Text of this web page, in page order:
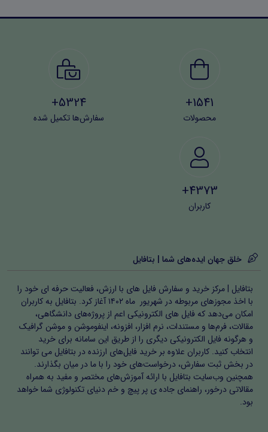
1541+
محصولات
5324+
سفارش‌ها تکمیل شده
4373+
کاربران
خلق جهان ایده‌های شما | بتافایل
بتافایل | مرکز خرید و سفارش فایل های با ارزش، فعالیت حرفه ای خود را
با اخذ مجوزهای مربوطه در شهریور ماه ۱۴۰۲ آغاز کرد. بتافایل به کاربران
امکان می‌دهد که فایل های الکترونیکی اعم از پروژه‌های دانشگاهی،
مقالات، فرم‌ها و مستندات، نرم افزار، افزونه، اینفوموشن و موشن گرافیک
و هرگونه فایل الکترونیکی دیگری را از طریق این سامانه برای خرید
انتخاب کنید. کاربران علاوه بر خرید فایل‌های ارزنده در بتافایل می توانند
در بخش ثبت سفارش، درخواست‌های خود را با ما در میان بگذارند.
همچنین وب‌سایت بتافایل با ارائه آموزش‌های مختصر و مفید به همراه
مقالاتی درخور، راهنمای جاده ی پر پیچ و خم دنیای تکنولوژی شما خواهد
بود.